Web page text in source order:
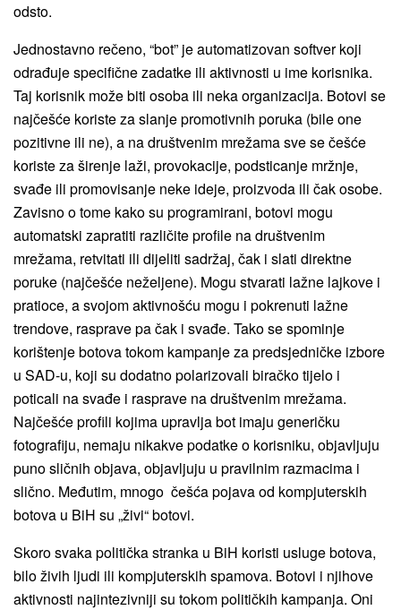
odsto.
Jednostavno rečeno, “bot” je automatizovan softver koji
odrađuje specifične zadatke ili aktivnosti u ime korisnika.
Taj korisnik može biti osoba ili neka organizacija. Botovi se
najčešće koriste za slanje promotivnih poruka (bile one
pozitivne ili ne), a na društvenim mrežama sve se češće
koriste za širenje laži, provokacije, podsticanje mržnje,
svađe ili promovisanje neke ideje, proizvoda ili čak osobe.
Zavisno o tome kako su programirani, botovi mogu
automatski zapratiti različite profile na društvenim
mrežama, retvitati ili dijeliti sadržaj, čak i slati direktne
poruke (najčešće neželjene). Mogu stvarati lažne lajkove i
pratioce, a svojom aktivnošću mogu i pokrenuti lažne
trendove, rasprave pa čak i svađe. Tako se spominje
korištenje botova tokom kampanje za predsjedničke izbore
u SAD-u, koji su dodatno polarizovali biračko tijelo i
poticali na svađe i rasprave na društvenim mrežama.
Najčešće profili kojima upravlja bot imaju generičku
fotografiju, nemaju nikakve podatke o korisniku, objavljuju
puno sličnih objava, objavljuju u pravilnim razmacima i
slično. Međutim, mnogo češća pojava od kompjuterskih
botova u BiH su „živi“ botovi.
Skoro svaka politička stranka u BiH koristi usluge botova,
bilo živih ljudi ili kompjuterskih spamova. Botovi i njihove
aktivnosti najintezivniji su tokom političkih kampanja. Oni